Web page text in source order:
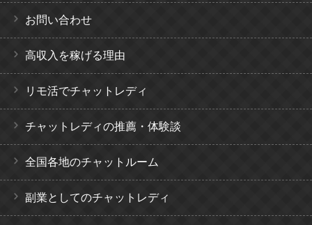
お問い合わせ
高収入を稼げる理由
リモ活でチャットレディ
チャットレディの推薦・体験談
全国各地のチャットルーム
副業としてのチャットレディ